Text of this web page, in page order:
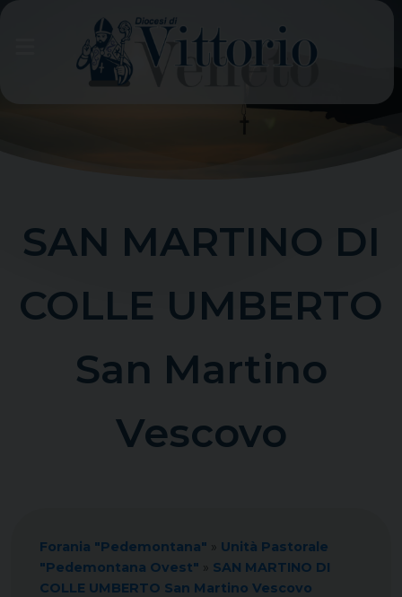
SAN MARTINO DI
COLLE UMBERTO
San Martino
Vescovo
Forania "Pedemontana" » Unità Pastorale
"Pedemontana Ovest" » SAN MARTINO DI
COLLE UMBERTO San Martino Vescovo